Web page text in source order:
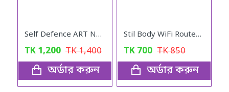
Self Defence ART NO 801
TK 1,200 TK1,400
অর্ডার করুন
Stil Body WiFi Router Stand- 2ly wall hanging
TK 700 TK850
অর্ডার করুন